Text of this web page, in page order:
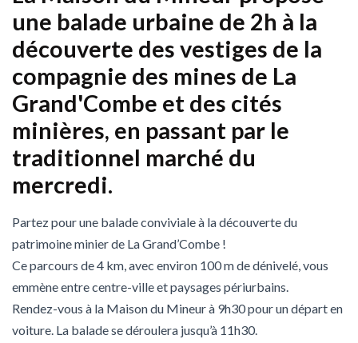
une balade urbaine de 2h à la
découverte des vestiges de la
compagnie des mines de La
Grand'Combe et des cités
minières, en passant par le
traditionnel marché du
mercredi.
Partez pour une balade conviviale à la découverte du
patrimoine minier de La Grand’Combe !
Ce parcours de 4 km, avec environ 100 m de dénivelé, vous
emmène entre centre-ville et paysages périurbains.
Rendez-vous à la Maison du Mineur à 9h30 pour un départ en
voiture. La balade se déroulera jusqu’à 11h30.